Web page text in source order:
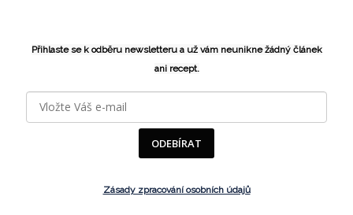
Přihlaste se k odběru newsletteru a už vám neunikne žádný článek
ani recept.
ODEBÍRAT
Zásady zpracování osobních údajů